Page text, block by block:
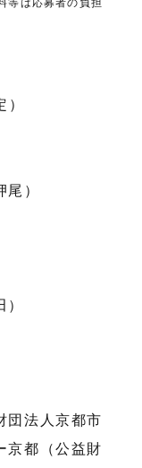
）
団法人京都市
京都（公益財